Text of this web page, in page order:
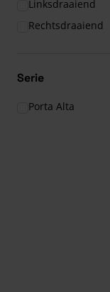
Linksdraaiend
Rechtsdraaiend
Serie
Porta Alta